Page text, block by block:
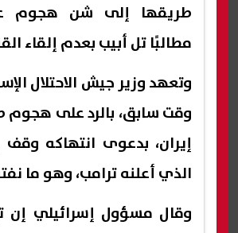
طريقها إلى شن هجوم
مطالبًا تل أبيب بعدم إلقاء
وتعهد وزير جيش الاحتلال
وقت سابق، بالرد على
إيران، بدعوى انتهاكه وقف
الذي أعلنه ترامب، وهو ما
وقال مسؤول إسرائيلي إن